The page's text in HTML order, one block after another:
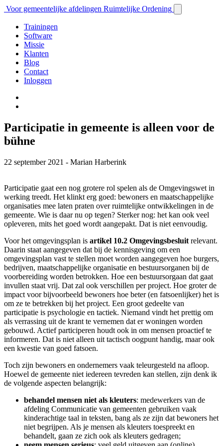
Voor gemeentelijke afdelingen Ruimtelijke Ordening
Trainingen
Software
Missie
Klanten
Blog
Contact
Inloggen
Participatie in gemeente is alleen voor de
bühne
22 september 2021 - Marian Harberink
Participatie gaat een nog grotere rol spelen als de Omgevingswet in
werking treedt. Het klinkt erg goed: bewoners en maatschappelijke
organisaties mee laten praten over ruimtelijke ontwikkelingen in de
gemeente. Wie is daar nu op tegen? Sterker nog: het kan ook veel
opleveren, mits het goed wordt aangepakt. Dat is niet eenvoudig.
Voor het omgevingsplan is artikel 10.2 Omgevingsbesluit relevant.
Daarin staat aangegeven dat bij de kennisgeving om een
omgevingsplan vast te stellen moet worden aangegeven hoe burgers,
bedrijven, maatschappelijke organisatie en bestuursorganen bij de
voorbereiding worden betrokken. Hoe een bestuursorgaan dat gaat
invullen staat vrij. Dat zal ook verschillen per project. Hoe groter de
impact voor bijvoorbeeld bewoners hoe beter (en fatsoenlijker) het is
om ze te betrekken bij het project. Een groot gedeelte van
participatie is psychologie en tactiek. Niemand vindt het prettig om
als verrassing uit de krant te vernemen dat er woningen worden
gebouwd. Actief participeren houdt ook in om mensen proactief te
informeren. Dat is niet alleen uit tactisch oogpunt handig, maar ook
een kwestie van goed fatsoen.
Toch zijn bewoners en ondernemers vaak teleurgesteld na afloop.
Hoewel de gemeente niet iedereen tevreden kan stellen, zijn denk ik
de volgende aspecten belangrijk:
behandel mensen niet als kleuters: medewerkers van de
afdeling Communicatie van gemeenten gebruiken vaak
kinderachtige taal in teksten, bang als ze zijn dat bewoners het
niet begrijpen. Als je mensen als kleuters toespreekt en
behandelt, gaan ze zich ook als kleuters gedragen;